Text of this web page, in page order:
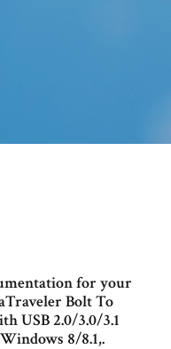
for your
Bolt To
USB 2.0/3.0/3.1
8/8.1,.